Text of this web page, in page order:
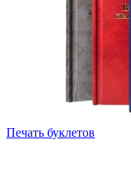
Печать буклетов